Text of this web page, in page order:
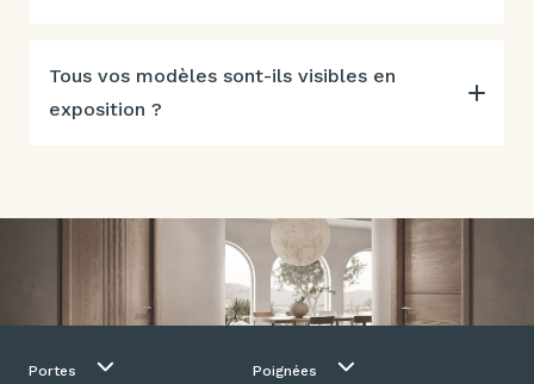
Tous vos modèles sont-ils visibles en
exposition ?
Portes Poignées